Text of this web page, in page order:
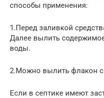
способы применения:
1.Перед заливкой
Далее вылить
воды.
2.Можно вылить флакон
Если в септике имеют